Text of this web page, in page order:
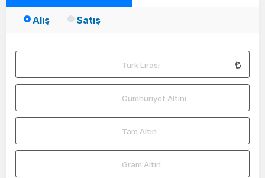
Alış Satış
Türk Lirası
Cumhuriyet Altını
Tam Altın
Gram Altın